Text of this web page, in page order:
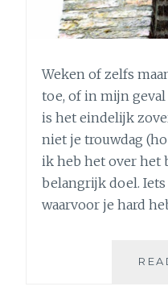
Weken of zelfs
toe, of in mijn geval
is het eindelijk
niet je trouwdag
ik heb het over het
belangrijk doel.
waarvoor je hard